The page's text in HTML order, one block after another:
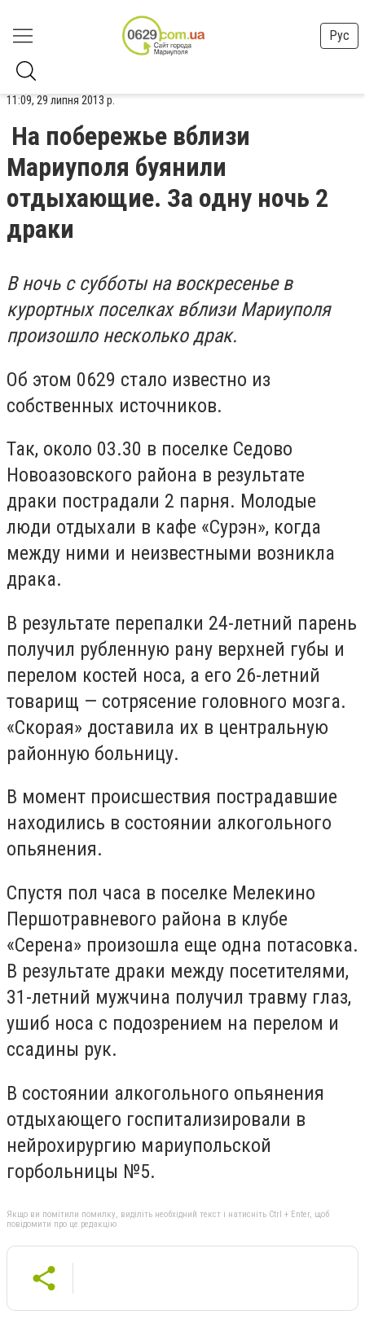
Рус
11:09, 29 липня 2013 р.
На побережье вблизи
Мариуполя буянили
отдыхающие. За одну ночь 2
драки
В ночь с субботы на воскресенье в
курортных поселках вблизи Мариуполя
произошло несколько драк.
Об этом 0629 стало известно из
собственных источников.
Так, около 03.30 в поселке Седово
Новоазовского района в результате
драки пострадали 2 парня. Молодые
люди отдыхали в кафе «Сурэн», когда
между ними и неизвестными возникла
драка.
В результате перепалки 24-летний парень
получил рубленную рану верхней губы и
перелом костей носа, а его 26-летний
товарищ — сотрясение головного мозга.
«Скорая» доставила их в центральную
районную больницу.
В момент происшествия пострадавшие
находились в состоянии алкогольного
опьянения.
Спустя пол часа в поселке Мелекино
Першотравневого района в клубе
«Серена» произошла еще одна потасовка.
В результате драки между посетителями,
31-летний мужчина получил травму глаз,
ушиб носа с подозрением на перелом и
ссадины рук.
В состоянии алкогольного опьянения
отдыхающего госпитализировали в
нейрохирургию мариупольской
горбольницы №5.
Якщо ви помітили помилку, виділіть необхідний текст і натисніть Ctrl + Enter, щоб
повідомити про це редакцію